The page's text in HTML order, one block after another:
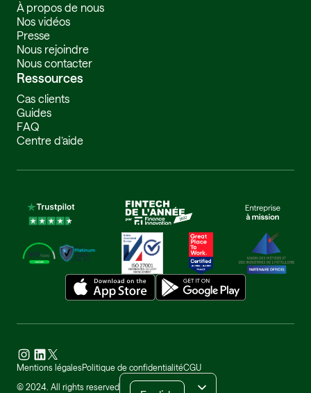
À propos de nous
Nos vidéos
Presse
Nous rejoindre
Nous contacter
Ressources
Cas clients
Guides
FAQ
Centre d’aide
Mentions légalesPolitique de confidentialitéCGU
© 2024. All rights reserved French